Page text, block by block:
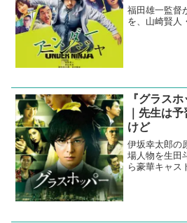
福田雄一監督
を、山崎賢人
『グラス
｜先生は
けど
伊坂幸太郎の
場人物を生田
ら豪華キャス